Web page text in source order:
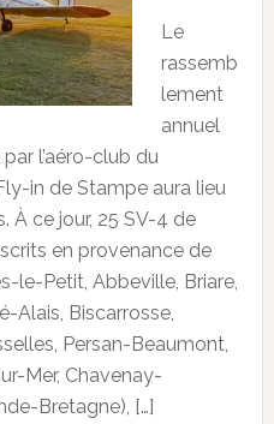
Le
rassemb
lement
annuel
l’aéro-club du
in de Stampe aura lieu
À ce jour, 25 SV-4 de
en provenance de
le-Petit, Abbeville, Briare,
Alais, Biscarrosse,
Persan-Beaumont,
Mer, Chavenay-
Bretagne), […]